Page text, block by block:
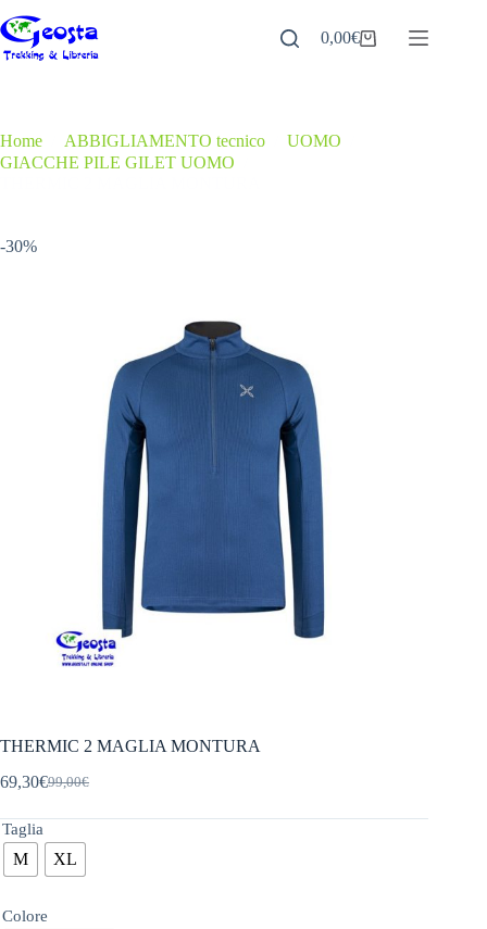
al
contenuto
Carrello
0,00€
Home ABBIGLIAMENTO tecnico UOMO
GIACCHE PILE GILET UOMO
-30%
THERMIC 2 MAGLIA MONTURA
99,00€
Il
originale
era:
99,00€.
69,30€Il
attuale
è:
69,30€.
Taglia
M XL
Colore